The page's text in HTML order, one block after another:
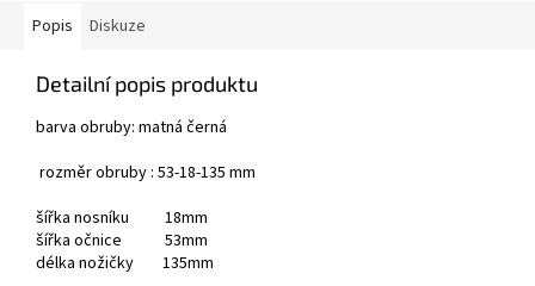
Popis Diskuze
Detailní popis produktu
barva obruby: matná černá
rozměr obruby : 53-18-135 mm
šířka nosníku 18mm
šířka očnice 53mm
délka nožičky 135mm